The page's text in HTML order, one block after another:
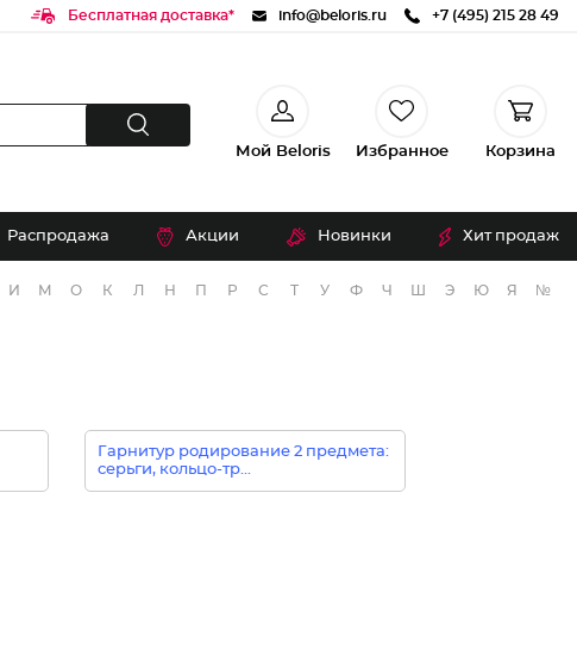
Бесплатная доставка* info@beloris.ru +7 (495) 215 28 49
Мой Beloris Избранное Корзина
Распродажа Акции Новинки Хит продаж
И М О К Л Н П Р С Т У Ф Ч Э Ю Я №
Гарнитур родирование 2 предмета:
серьги, кольцо-тр...